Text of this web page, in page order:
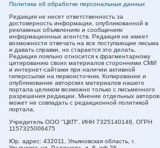
Политика об обработке персональных данных
Редакция не несет ответственность за
достоверность информации, опубликованной в
рекламных объявлениях и сообщениях
информационных агентств. Редакция не имеет
возможности отвечать на все поступающие письма
и давать справки, но старается это делать.
Редакция лояльно относится к фрагментарному
цитированию своих материалов сторонними СМИ
и интернет-сайтами при наличии активной
гиперссылки на первоисточник. Копирование и
опубликование авторских материалов нашего
портала целиком возможно только с письменного
разрешения редакции. Мнение отдельных авторов
может не совпадать с редакционной политикой
портала.
Учредитель ООО "ЦКП". ИНН 7325140148, ОГРН
1157325006475
Юр. адрес: 432011, Ульяновская область, г.